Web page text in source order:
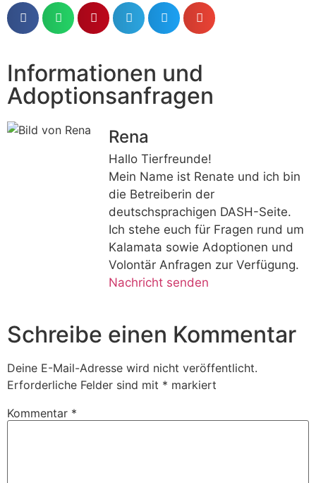
Informationen und
Adoptionsanfragen
Rena
Hallo Tierfreunde!
Mein Name ist Renate und ich bin
die Betreiberin der
deutschsprachigen DASH-Seite.
Ich stehe euch für Fragen rund um
Kalamata sowie Adoptionen und
Volontär Anfragen zur Verfügung.
Nachricht senden
Schreibe einen Kommentar
Deine E-Mail-Adresse wird nicht veröffentlicht.
Erforderliche Felder sind mit * markiert
Kommentar *